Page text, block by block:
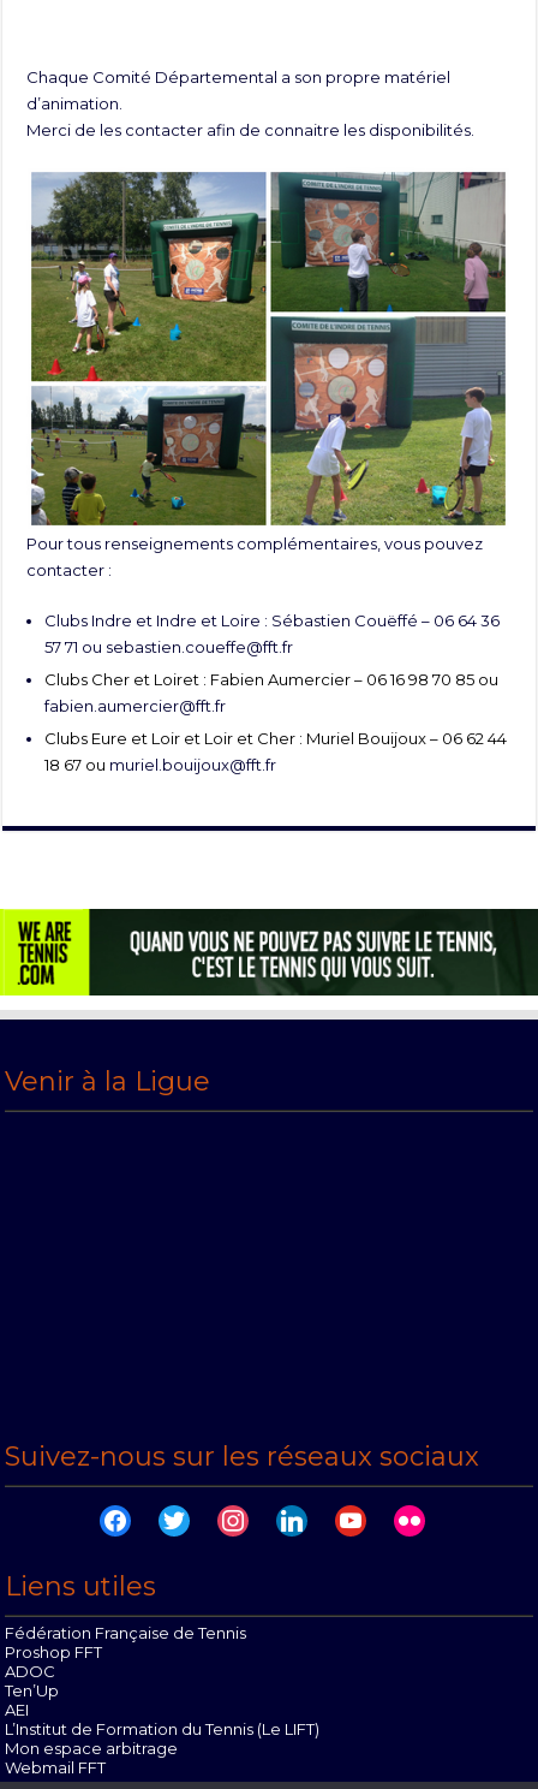
Chaque Comité Départemental a son propre matériel
d’animation.
Merci de les contacter afin de connaitre les disponibilités.
Pour tous renseignements complémentaires, vous pouvez
contacter :
Clubs Indre et Indre et Loire : Sébastien Couëffé – 06 64 36
57 71 ou sebastien.coueffe@fft.fr
Clubs Cher et Loiret : Fabien Aumercier – 06 16 98 70 85 ou
fabien.aumercier@fft.fr
Clubs Eure et Loir et Loir et Cher : Muriel Bouijoux – 06 62 44
18 67 ou muriel.bouijoux@fft.fr
Venir à la Ligue
Suivez-nous sur les réseaux sociaux
facebooktwitter instagramlinkedinyoutubeflickr
Liens utiles
Fédération Française de Tennis
Proshop FFT
ADOC
Ten’Up
AEI
L’Institut de Formation du Tennis (Le LIFT)
Mon espace arbitrage
Webmail FFT